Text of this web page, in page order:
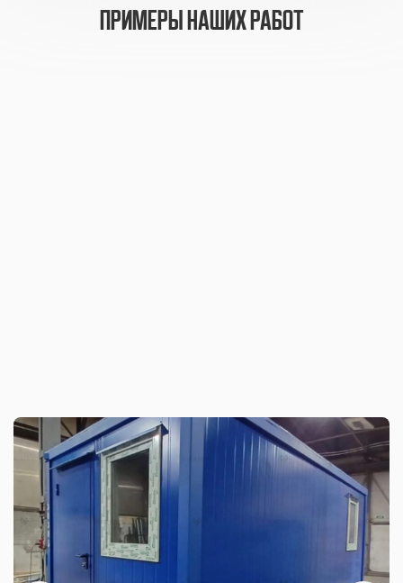
примеры наших работ